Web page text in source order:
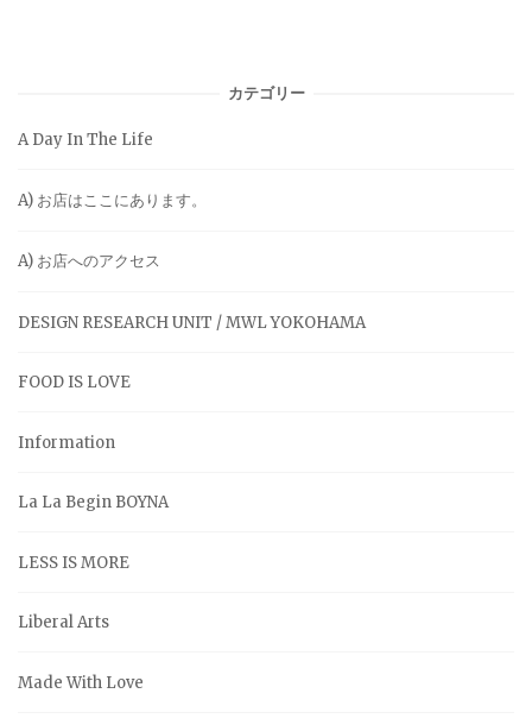
カテゴリー
A Day In The Life
A) お店はここにあります。
A) お店へのアクセス
DESIGN RESEARCH UNIT / MWL YOKOHAMA
FOOD IS LOVE
Information
La La Begin BOYNA
LESS IS MORE
Liberal Arts
Made With Love